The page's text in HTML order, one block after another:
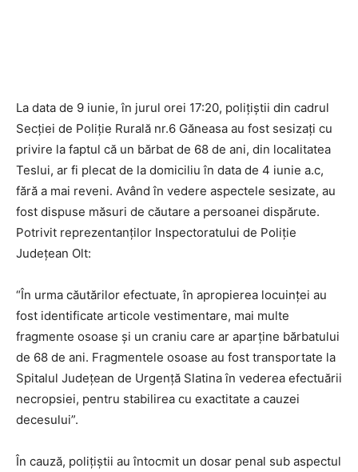
La data de 9 iunie, în jurul orei 17:20, polițiștii din cadrul
Secției de Poliție Rurală nr.6 Găneasa au fost sesizați cu
privire la faptul că un bărbat de 68 de ani, din localitatea
Teslui, ar fi plecat de la domiciliu în data de 4 iunie a.c,
fără a mai reveni. Având în vedere aspectele sesizate, au
fost dispuse măsuri de căutare a persoanei dispărute.
Potrivit reprezentanților Inspectoratului de Poliție
Județean Olt:
“În urma căutărilor efectuate, în apropierea locuinței au
fost identificate articole vestimentare, mai multe
fragmente osoase și un craniu care ar aparține bărbatului
de 68 de ani. Fragmentele osoase au fost transportate la
Spitalul Județean de Urgență Slatina în vederea efectuării
necropsiei, pentru stabilirea cu exactitate a cauzei
decesului”.
În cauză, polițiștii au întocmit un dosar penal sub aspectul